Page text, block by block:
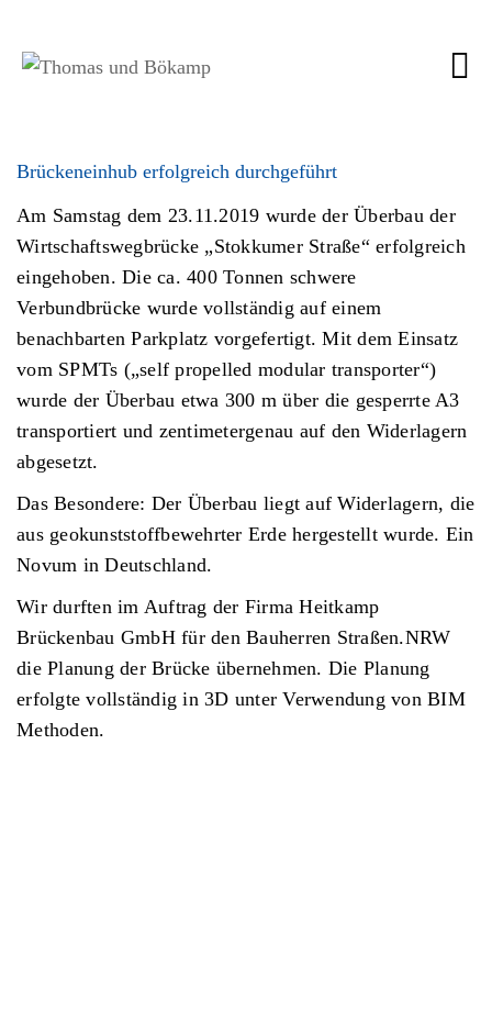
Brückeneinhub erfolgreich durchgeführt
Am Samstag dem 23.11.2019 wurde der Überbau der
Wirtschaftswegbrücke „Stokkumer Straße“ erfolgreich
eingehoben. Die ca. 400 Tonnen schwere
Verbundbrücke wurde vollständig auf einem
benachbarten Parkplatz vorgefertigt. Mit dem Einsatz
vom SPMTs („self propelled modular transporter“)
wurde der Überbau etwa 300 m über die gesperrte A3
transportiert und zentimetergenau auf den Widerlagern
abgesetzt.
Das Besondere: Der Überbau liegt auf Widerlagern, die
aus geokunststoffbewehrter Erde hergestellt wurde. Ein
Novum in Deutschland.
Wir durften im Auftrag der Firma Heitkamp
Brückenbau GmbH für den Bauherren Straßen.NRW
die Planung der Brücke übernehmen. Die Planung
erfolgte vollständig in 3D unter Verwendung von BIM
Methoden.